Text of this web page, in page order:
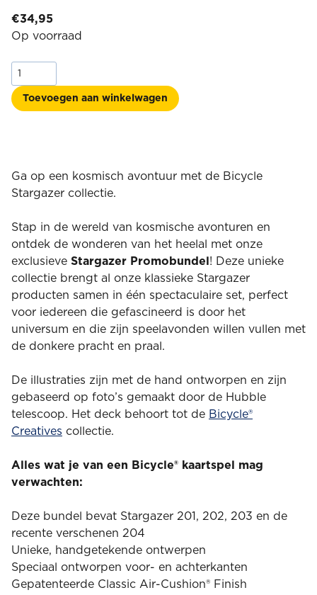
€34,95
Op voorraad
Bicycle®
Stargazer
2026
Collection
Toevoegen aan winkelwagen
Ga op een kosmisch avontuur met de Bicycle
Stargazer collectie.
Stap in de wereld van kosmische avonturen en
ontdek de wonderen van het heelal met onze
exclusieve Stargazer Promobundel ! Deze unieke
collectie brengt al onze klassieke Stargazer
producten samen in één spectaculaire set, perfect
voor iedereen die gefascineerd is door het
universum en die zijn speelavonden willen vullen met
de donkere pracht en praal.
De illustraties zijn met de hand ontworpen en zijn
gebaseerd op foto’s gemaakt door de Hubble
telescoop. Het deck behoort tot de Bicycle®
Creatives collectie.
Alles wat je van een Bicycle® kaartspel mag
verwachten:
Deze bundel bevat Stargazer 201, 202, 203 en de
recente verschenen 204
Unieke, handgetekende ontwerpen
Speciaal ontworpen voor- en achterkanten
Gepatenteerde Classic Air-Cushion® Finish